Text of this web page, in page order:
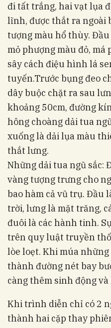
đi tất trắng, hai vạt lụa
lĩnh, được thắt ra ngoài
tượng màu hổ thùy.
mỏ phượng màu đỏ, má
sây cách điệu hình lá
tuyến.Trước bụng đeo
dây buộc chặt ra sau
khoảng 50cm, đường
hông choàng dải tua
xuống là dải lụa màu
thắt lưng.
Những dải tua ngũ sắc:
vàng tượng trưng cho
bao hàm cả vũ trụ. Đầu
trời, lưng là mặt trăng,
đuôi là các hành tinh.
trên quy luật truyền
lòe loẹt. Khi múa
thành đường nét bay
càng thêm sinh động và
Khi trình diễn chỉ có 2
thành hai cặp thay